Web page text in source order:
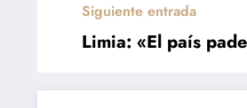
Siguiente entrada
Limia: «El país